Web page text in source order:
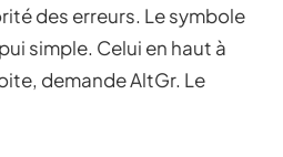
des erreurs. Le symbole
simple. Celui en haut à
demande AltGr. Le